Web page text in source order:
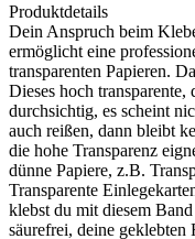
Produktdetails
Dein Anspruch beim
ermöglicht eine
transparenten Papieren.
Dieses hoch
durchsichtig, es scheint
auch reißen, dann bleibt
die hohe Transparenz
dünne Papiere, z.B.
Transparente
klebst du mit diesem
säurefrei, deine geklebten